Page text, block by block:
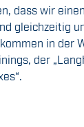
dass wir
gleichzeitig
in der
der